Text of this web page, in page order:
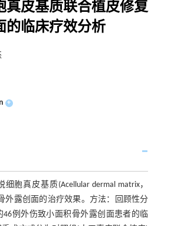
真皮基质联合植皮修复
的临床疗效分析
+
胞真皮基质(Acellular dermal matrix，
外露创面的治疗效果。方法：回顾性分
46例外伤致小面积骨外露创面患者的临